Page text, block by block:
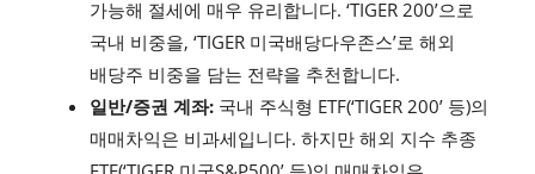
가능해 절세에 매우 유리합니다. ‘TIGER 200’으로
국내 비중을, ‘TIGER 미국배당다우존스’로 해외
배당주 비중을 담는 전략을 추천합니다.
일반/증권 계좌: 국내 주식형 ETF(‘TIGER 200’ 등)의
매매차익은 비과세입니다. 하지만 해외 지수 추종